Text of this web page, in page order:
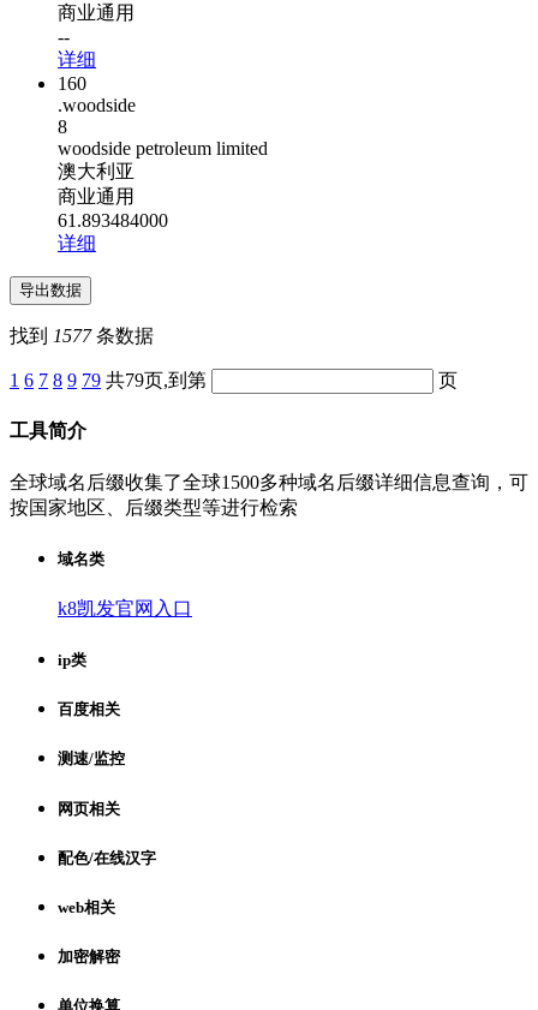
商业通用
--
详细
160
.woodside
8
woodside petroleum limited
澳大利亚
商业通用
61.893484000
详细
找到 1577条数据
1 6 7 8 9 79 共79页,到第 页
工具简介
全球域名后缀收集了全球1500多种域名后缀详细信息查询，可
按国家地区、后缀类型等进行检索
域名类
k8凯发官网入口
ip类
百度相关
测速/监控
网页相关
配色/在线汉字
web相关
加密解密
单位换算